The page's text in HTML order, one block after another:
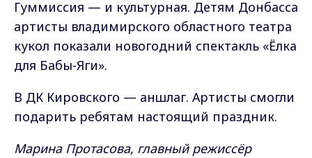
Гуммиссия — и культурная. Детям Донбасса
артисты владимирского областного театра
кукол показали новогодний спектакль «Ёлка
для Бабы-Яги».
В ДК Кировского — аншлаг. Артисты смогли
подарить ребятам настоящий праздник.
Марина Протасова, главный режиссёр